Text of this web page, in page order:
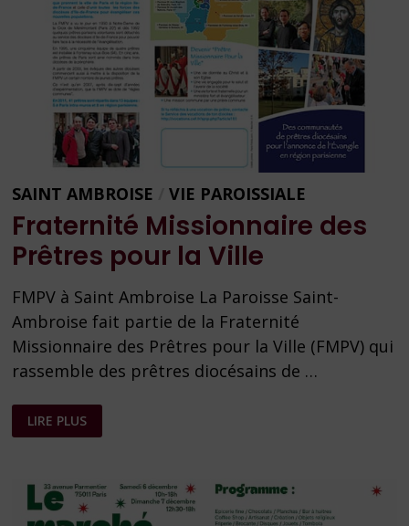
SAINT AMBROISE /VIE PAROISSIALE
Fraternité Missionnaire des
Prêtres pour la Ville
FMPV à Saint Ambroise La Paroisse Saint-
Ambroise fait partie de la Fraternité
Missionnaire des Prêtres pour la Ville (FMPV) qui
rassemble des prêtres diocésains de …
FRATERNITÉ
MISSIONNAIRE
DES
VILLE
LIRE PLUS